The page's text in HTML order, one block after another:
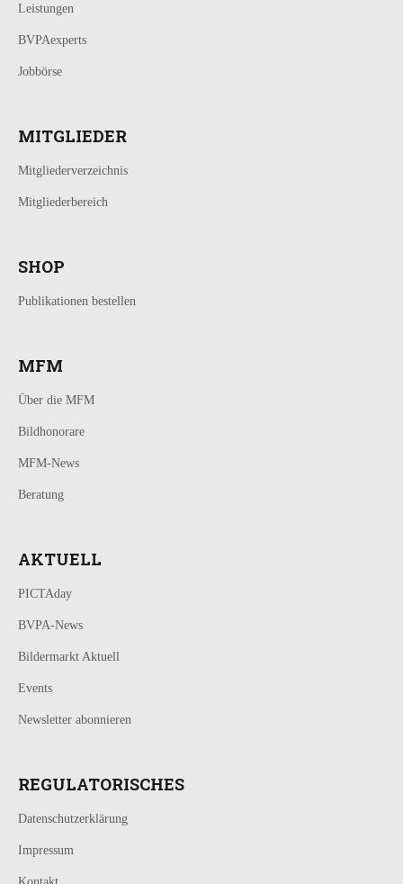
Leistungen
BVPAexperts
Jobbörse
MITGLIEDER
Mitgliederverzeichnis
Mitgliederbereich
SHOP
Publikationen bestellen
MFM
Über die MFM
Bildhonorare
MFM-News
Beratung
AKTUELL
PICTAday
BVPA-News
Bildermarkt Aktuell
Events
Newsletter abonnieren
REGULATORISCHES
Datenschutzerklärung
Impressum